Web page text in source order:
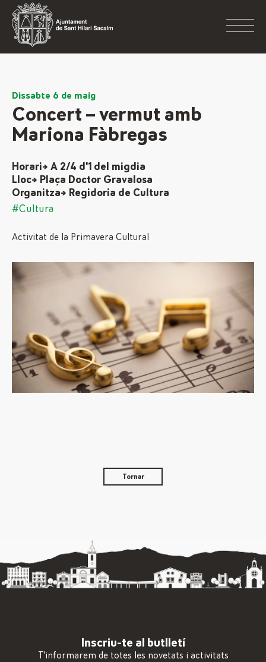
Dissabte 6 de maig
Concert – vermut amb
Mariona Fàbregas
Horari→ A 2/4 d'1 del migdia
Lloc→ Plaça Doctor Gravalosa
Organitza→ Regidoria de Cultura
#Cultura
Activitat de la Primavera Cultural
Tornar
Inscriu-te al butlletí
T'informarem de totes les novetats i activitats